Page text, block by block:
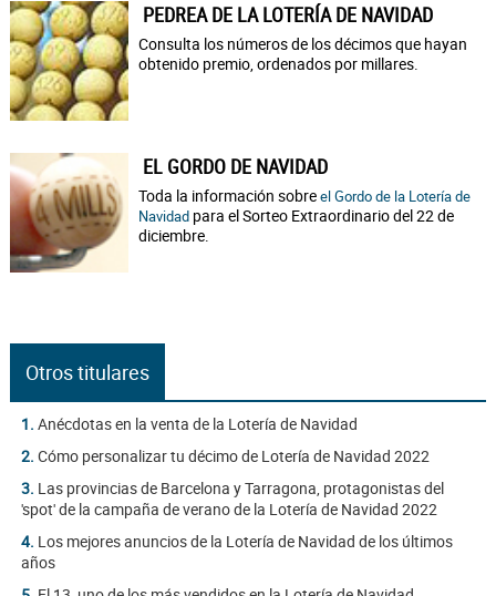
PEDREA DE LA LOTERÍA DE NAVIDAD
Consulta los números de los décimos que hayan
obtenido premio, ordenados por millares.
EL GORDO DE NAVIDAD
Toda la información sobreel Gordo de la Lotería de
Navidad para el Sorteo Extraordinario del 22 de
diciembre.
Otros titulares
1. Anécdotas en la venta de la Lotería de Navidad
2. Cómo personalizar tu décimo de Lotería de Navidad 2022
3. Las provincias de Barcelona y Tarragona, protagonistas del
'spot' de la campaña de verano de la Lotería de Navidad 2022
4. Los mejores anuncios de la Lotería de Navidad de los últimos
años